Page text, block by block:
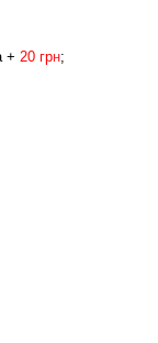
+ 20 грн;